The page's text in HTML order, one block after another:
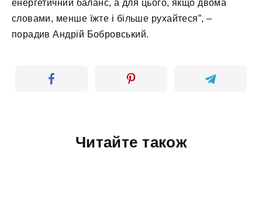
енергетичний баланс, а для цього, якщо двома
словами, менше їжте і більше рухайтеся”, –
порадив Андрій Бобровський.
Читайте також